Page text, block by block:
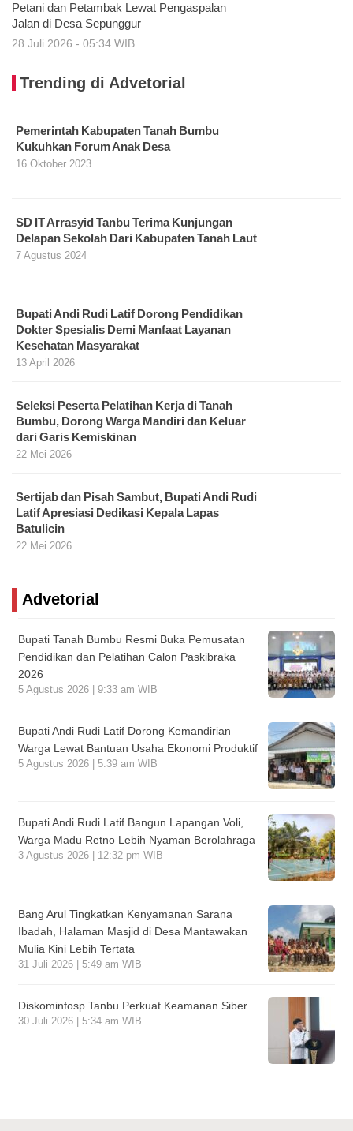
Petani dan Petambak Lewat Pengaspalan
Jalan di Desa Sepunggur
28 Juli 2026 - 05:34 WIB
Trending di Advetorial
Pemerintah Kabupaten Tanah Bumbu
Kukuhkan Forum Anak Desa
16 Oktober 2023
SD IT Arrasyid Tanbu Terima Kunjungan
Delapan Sekolah Dari Kabupaten Tanah Laut
7 Agustus 2024
Bupati Andi Rudi Latif Dorong Pendidikan
Dokter Spesialis Demi Manfaat Layanan
Kesehatan Masyarakat
13 April 2026
Seleksi Peserta Pelatihan Kerja di Tanah
Bumbu, Dorong Warga Mandiri dan Keluar
dari Garis Kemiskinan
22 Mei 2026
Sertijab dan Pisah Sambut, Bupati Andi Rudi
Latif Apresiasi Dedikasi Kepala Lapas
Batulicin
22 Mei 2026
Advetorial
Bupati Tanah Bumbu Resmi Buka Pemusatan
Pendidikan dan Pelatihan Calon Paskibraka
2026
5 Agustus 2026 | 9:33 am WIB
Bupati Andi Rudi Latif Dorong Kemandirian
Warga Lewat Bantuan Usaha Ekonomi Produktif
5 Agustus 2026 | 5:39 am WIB
Bupati Andi Rudi Latif Bangun Lapangan Voli,
Warga Madu Retno Lebih Nyaman Berolahraga
3 Agustus 2026 | 12:32 pm WIB
Bang Arul Tingkatkan Kenyamanan Sarana
Ibadah, Halaman Masjid di Desa Mantawakan
Mulia Kini Lebih Tertata
31 Juli 2026 | 5:49 am WIB
Diskominfosp Tanbu Perkuat Keamanan Siber
30 Juli 2026 | 5:34 am WIB